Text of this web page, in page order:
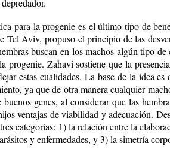
pa­ra la pro­ge­nie es el úl­ti­mo ti­po de
Tel Aviv, pro­pu­so el prin­ci­pio de las
bus­can en los ma­chos al­gún ti­po
pro­ge­nie. Za­ha­vi sos­tie­ne que la
es­tas cua­li­da­des. La base de la idea
ya que de otra ma­ne­ra cual­quier
ge­nes, al con­si­de­rar que las
ven­ta­jas de via­bi­li­dad y ade­cua­ción.
ca­te­go­rías: 1) la re­la­ción en­tre la
y en­fer­me­da­des, y 3) la si­me­tría